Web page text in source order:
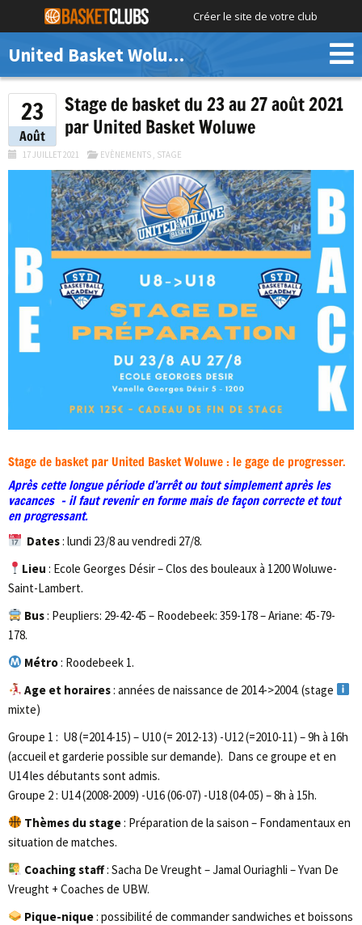
Créer le site de votre club
United Basket Woluwe
23
Août
Stage de basket du 23 au 27 août 2021
par United Basket Woluwe
17 JUILLET 2021 EVÈNEMENTS , STAGE
Stage de basket par United Basket Woluwe : le gage de progresser.
Après cette longue période d’arrêt ou tout simplement après les
vacances – il faut revenir en forme mais de façon correcte et tout
en progressant.
Dates: lundi 23/8 au vendredi 27/8.
Lieu : Ecole Georges Désir – Clos des bouleaux à 1200 Woluwe-
Saint-Lambert.
Bus: Peupliers: 29-42-45 – Roodebeek: 359-178 – Ariane: 45-79-
178.
Métro: Roodebeek 1.
Age et horaires: années de naissance de 2014->2004. (stage
mixte)
Groupe 1 : U8 (=2014-15) – U10 (= 2012-13) -U12 (=2010-11) – 9h à 16h
(accueil et garderie possible sur demande). Dans ce groupe et en
U14 les débutants sont admis.
Groupe 2 : U14 (2008-2009) -U16 (06-07) -U18 (04-05) – 8h à 15h.
Thèmes du stage: Préparation de la saison – Fondamentaux en
situation de matches.
Coaching staff: Sacha De Vreught – Jamal Ouriaghli – Yvan De
Vreught + Coaches de UBW.
Pique-nique: possibilité de commander sandwiches et boissons